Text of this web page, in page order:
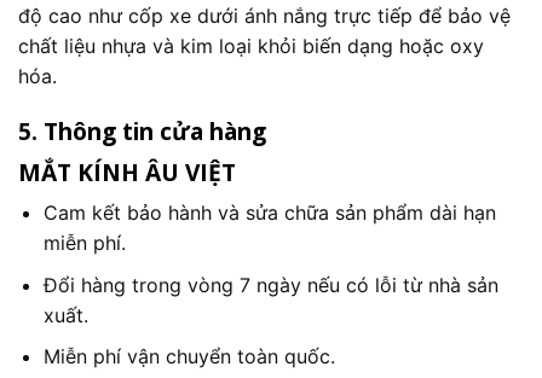
độ cao như cốp xe dưới ánh nắng trực tiếp để bảo vệ
chất liệu nhựa và kim loại khỏi biến dạng hoặc oxy
hóa.
5. Thông tin cửa hàng
MẮT KÍNH ÂU VIỆT
Cam kết bảo hành và sửa chữa sản phẩm dài hạn
miễn phí.
Đổi hàng trong vòng 7 ngày nếu có lỗi từ nhà sản
xuất.
Miễn phí vận chuyển toàn quốc.